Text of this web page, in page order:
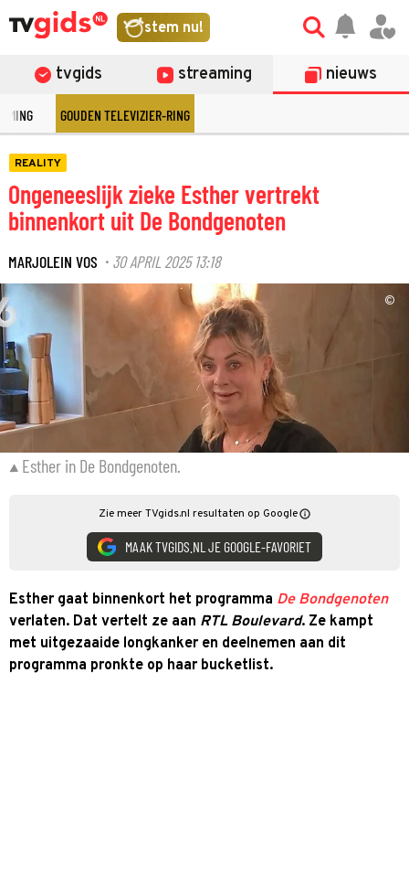
stem nu!
tvgids streaming nieuws
GOUDEN TELEVIZIER-RING
REALITY
Ongeneeslijk zieke Esther vertrekt
binnenkort uit De Bondgenoten
MARJOLEIN VOS · 30 APRIL 2025 13:18
©
Esther in De Bondgenoten.
Zie meer TVgids.nl resultaten op Google
MAAK TVGIDS.NL JE GOOGLE-FAVORIET
Esther gaat binnenkort het programma De Bondgenoten
verlaten. Dat vertelt ze aan RTL Boulevard. Ze kampt
met uitgezaaide longkanker en deelnemen aan dit
programma pronkte op haar bucketlist.